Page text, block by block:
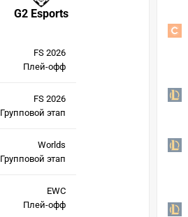
G2 Esports
FS 2026
Плей-офф
FS 2026
Групповой этап
Worlds
Групповой этап
EWC
Плей-офф